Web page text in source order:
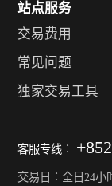
站点服务
交易费用
常见问题
独家交易工具
客服专线︰
交易日︰全日24小